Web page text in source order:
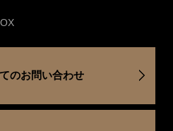
のお問い合わせ